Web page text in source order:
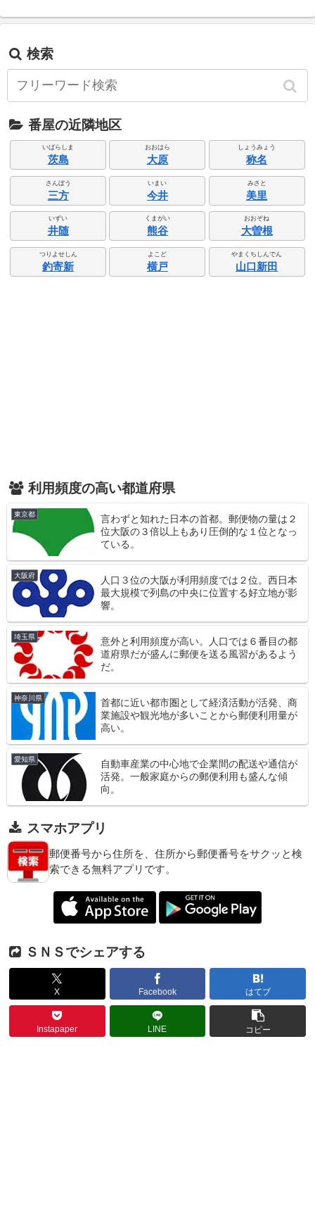
検索
番屋の近隣地区
いばらしま
茨島
おおはら
大原
しょうみょう
称名
さんぼう
三方
いまい
今井
みさと
美里
いずい
井随
くまがい
熊谷
おおぞね
大曽根
つりよせしん
釣寄新
よこど
横戸
やまくちしんでん
山口新田
利用頻度の高い都道府県
東京都
言わずと知れた日本の首都。郵便物の量は２
位大阪の３倍以上もあり圧倒的な１位となっ
ている。
大阪府
人口３位の大阪が利用頻度では２位。西日本
最大規模で列島の中央に位置する好立地が影
響。
埼玉県
意外と利用頻度が高い。人口では６番目の都
道府県だが盛んに郵便を送る風習があるよう
だ。
神奈川県
首都に近い都市圏として経済活動が活発、商
業施設や観光地が多いことから郵便利用量が
高い。
愛知県
自動車産業の中心地で企業間の配送や通信が
活発。一般家庭からの郵便利用も盛んな傾
向。
スマホアプリ
郵便番号から住所を、住所から郵便番号をサクッと検
索できる無料アプリです。
ＳＮＳでシェアする
X Facebook はてブ
Instapaper LINE コピー